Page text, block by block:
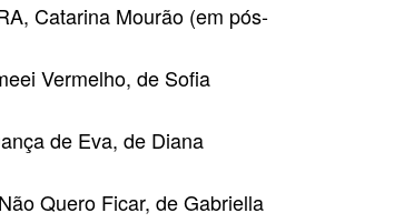
Catarina Mourão (em pós-
Vermelho, de Sofia
de Eva, de Diana
Quero Ficar, de Gabriella